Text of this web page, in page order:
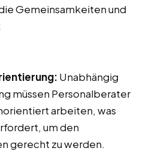
Gemeinsamkeiten und
Unabhängig
müssen Personalberater
arbeiten, was
um den
gerecht zu werden.